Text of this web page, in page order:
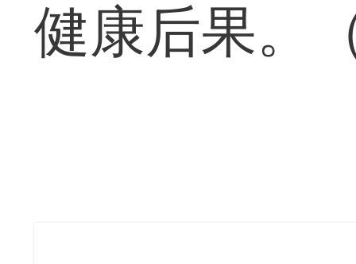
健康后果。